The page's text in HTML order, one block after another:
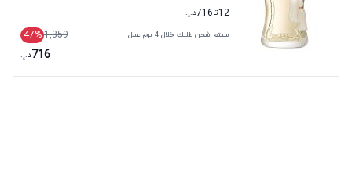
12تا716د.إ.
سيتم شحن طلبك خلال 4 يوم عمل 1,359
47%
716د.إ.